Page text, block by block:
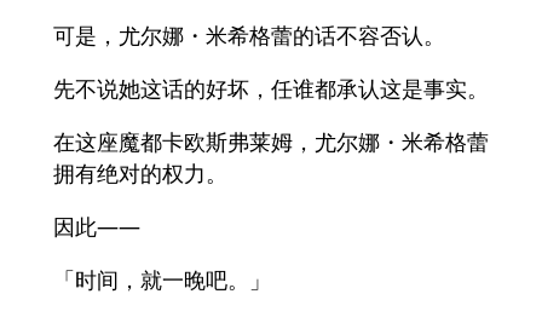
可是，尤尔娜・米希格蕾的话不容否认。
先不说她这话的好坏，任谁都承认这是事实。
在这座魔都卡欧斯弗莱姆，尤尔娜・米希格蕾
拥有绝对的权力。
因此——
「时间，就一晚吧。」